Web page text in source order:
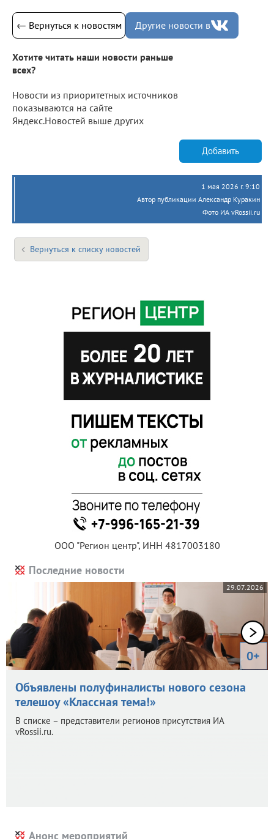
← Вернуться к новостям Другие новости в
Хотите читать наши новости раньше
всех?
Новости из приоритетных источников
показываются на сайте
Яндекс.Новостей выше других
Добавить
1 мая 2026 г. 9:10
Автор публикации Александр Куракин
Фото ИА vRossii.ru
Вернуться к списку новостей
ООО "Регион центр", ИНН 4817003180
Последние новости
29.07.2026
0+
Объявлены полуфиналисты нового сезона
телешоу «Классная тема!»
В списке – представители регионов присутствия ИА
vRossii.ru.
Анонс мероприятий